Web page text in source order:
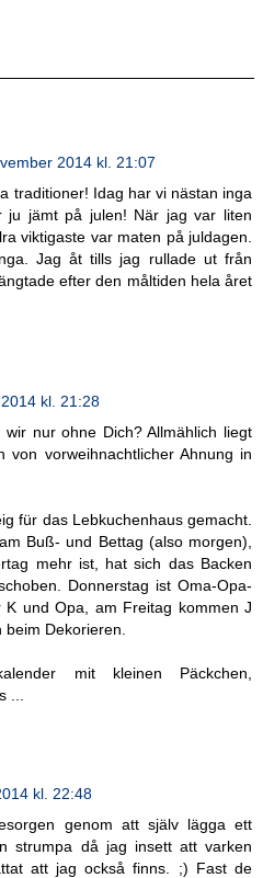
2014 kl. 21:07
traditioner! Idag har vi nästan inga
ju jämt på julen! När jag var liten
viktigaste var maten på juldagen.
Jag åt tills jag rullade ut från
efter den måltiden hela året
kl. 21:28
wir nur ohne Dich? Allmählich liegt
von vorweihnachtlicher Ahnung in
für das Lebkuchenhaus gemacht.
Buß- und Bettag (also morgen),
mehr ist, hat sich das Backen
Donnerstag ist Oma-Opa-
und Opa, am Freitag kommen J
Dekorieren.
mit kleinen Päckchen,
...
kl. 22:48
genom att själv lägga ett
strumpa då jag insett att varken
att jag också finns. ;) Fast de